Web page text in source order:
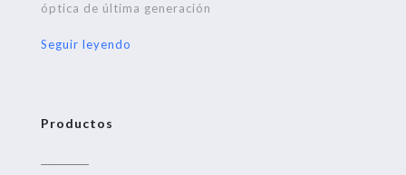
óptica de última generación
Seguir leyendo
Productos